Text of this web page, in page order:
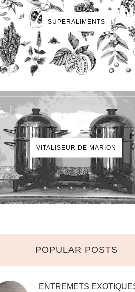
SUPERALIMENTS
VITALISEUR DE MARION
POPULAR POSTS
ENTREMETS